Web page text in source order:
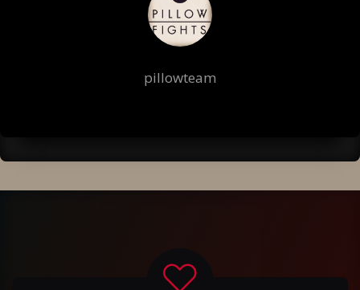
pillowteam